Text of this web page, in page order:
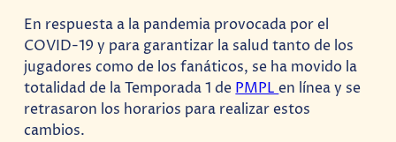
En respuesta a la pandemia provocada por el
COVID-19 y para garantizar la salud tanto de los
jugadores como de los fanáticos, se ha movido la
totalidad de la Temporada 1 de PMPLen línea y se
retrasaron los horarios para realizar estos
cambios.